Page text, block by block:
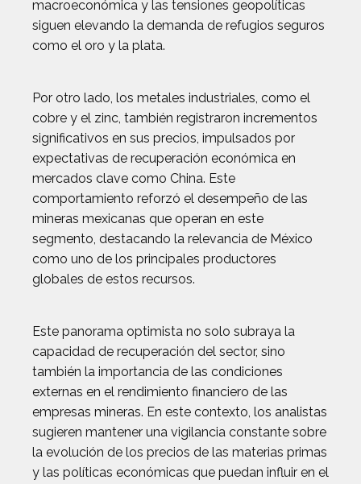
macroeconómica y las tensiones geopolíticas
siguen elevando la demanda de refugios seguros
como el oro y la plata.
Por otro lado, los metales industriales, como el
cobre y el zinc, también registraron incrementos
significativos en sus precios, impulsados por
expectativas de recuperación económica en
mercados clave como China. Este
comportamiento reforzó el desempeño de las
mineras mexicanas que operan en este
segmento, destacando la relevancia de México
como uno de los principales productores
globales de estos recursos.
Este panorama optimista no solo subraya la
capacidad de recuperación del sector, sino
también la importancia de las condiciones
externas en el rendimiento financiero de las
empresas mineras. En este contexto, los analistas
sugieren mantener una vigilancia constante sobre
la evolución de los precios de las materias primas
y las políticas económicas que puedan influir en el